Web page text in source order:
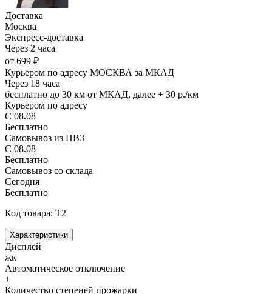
Доставка
Москва
Экспресс-доставка
Через 2 часа
от 699 ₽
Курьером по адресу МОСКВА за МКАД
Через 18 часа
бесплатно до 30 км от МКАД, далее + 30 р./км
Курьером по адресу
С 08.08
Бесплатно
Самовывоз из ПВЗ
С 08.08
Бесплатно
Самовывоз со склада
Сегодня
Бесплатно
Код товара: T2
Характеристики
Дисплей
жк
Автоматическое отключение
+
Количество степеней прожарки